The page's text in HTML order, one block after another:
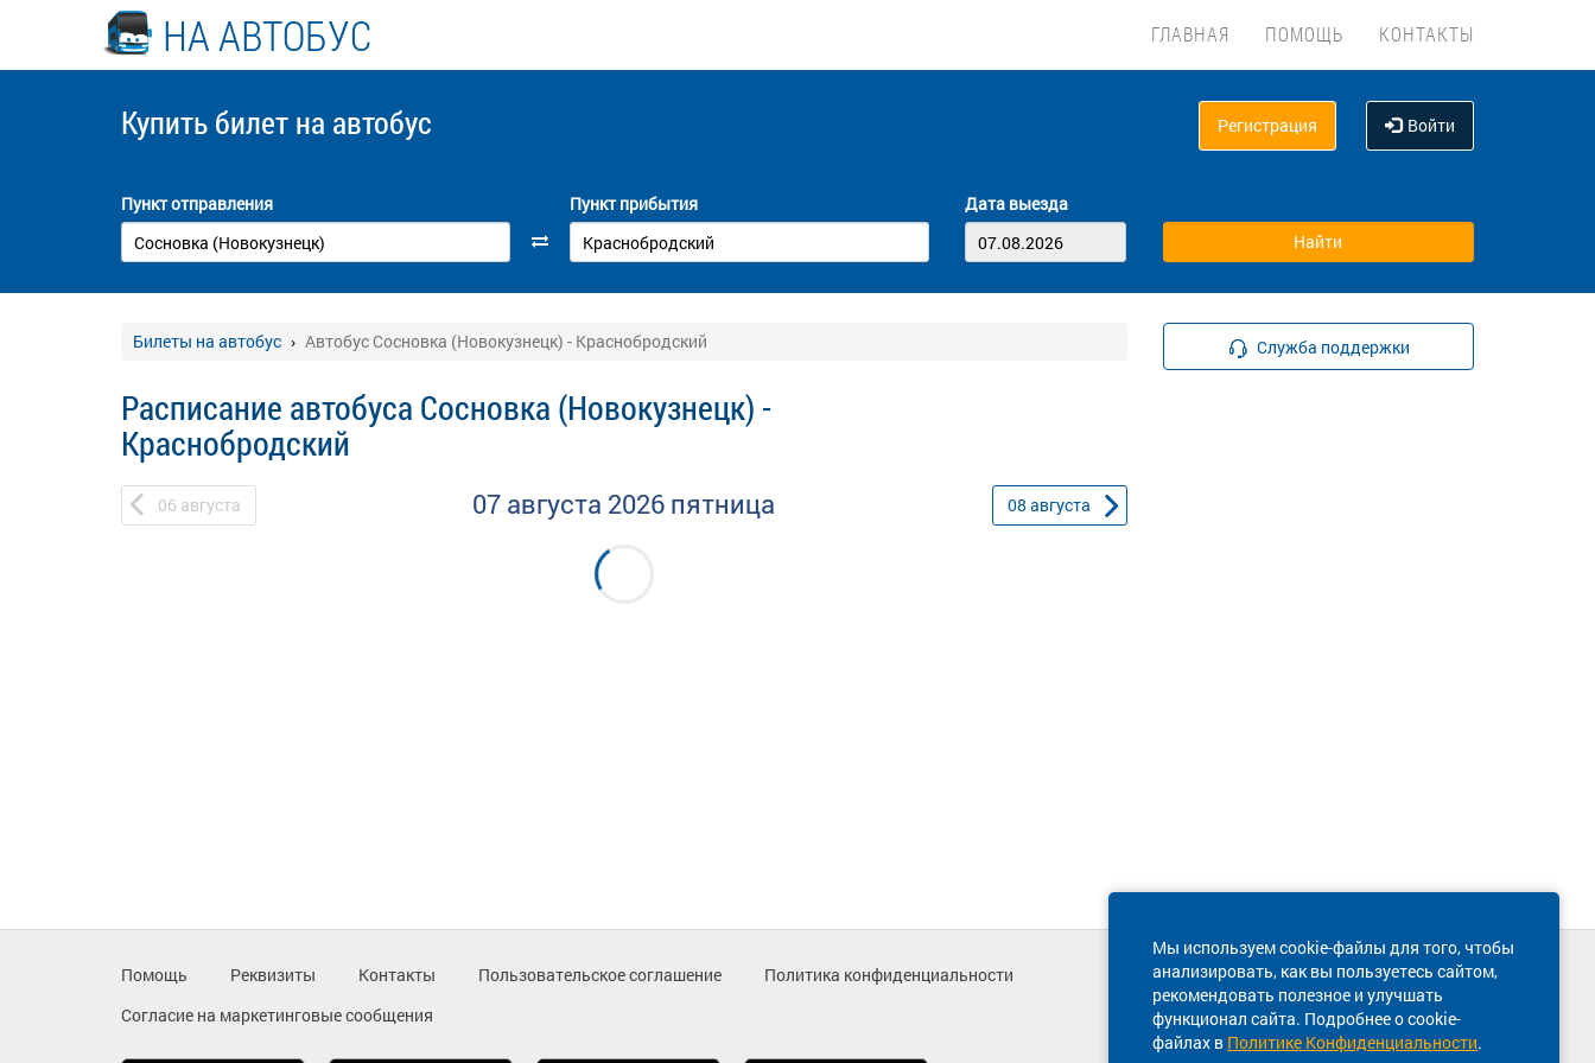
НА АВТОБУС ГЛАВНАЯ ПОМОЩЬ КОНТАКТЫ
Купить билет на автобус Регистрация Войти
Пункт отправления Пункт прибытия Дата выезда
Билеты на автобус Автобус Сосновка (Новокузнецк) - Краснобродский
Расписание автобуса Сосновка (Новокузнецк) -
Краснобродский
06 августа 07 августа 2026 пятница 08 августа
Служба поддержки
Мы используем cookie-файлы для того, чтобы
анализировать, как вы пользуетесь сайтом,
рекомендовать полезное и улучшать
функционал сайта. Подробнее о cookie-
файлах в Политике Конфиденциальности.
Помощь Реквизиты Контакты Пользовательское соглашение
Политика конфиденциальности
Согласие на маркетинговые сообщения
Техническая поддержка сайта
8 800 600-03-38